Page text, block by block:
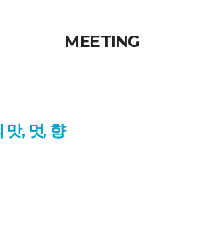
MEETING
맛, 멋, 향